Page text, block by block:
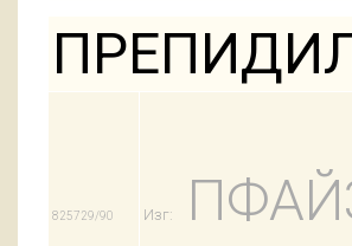
825729/90 Изг: